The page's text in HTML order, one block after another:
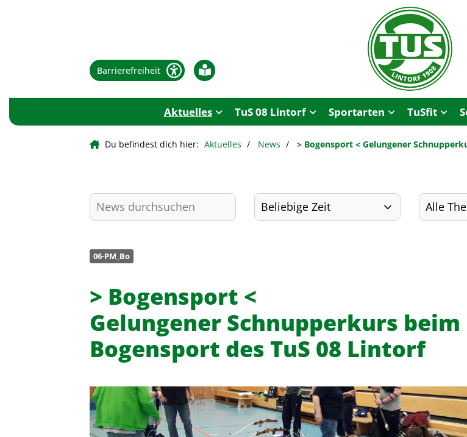
Barrierefreiheit
Aktuelles TuS 08 Lintorf Sportarten TuSfit
Du befindest dich hier: Aktuelles News > Bogensport < Gelungener
06-PM_Bo
> Bogensport <
Gelungener Schnupperkurs beim
Bogensport des TuS 08 Lintorf